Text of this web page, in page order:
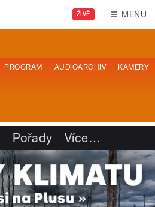
ŽIVĚ MENU
PROGRAM AUDIOARCHIV KAMERY
Pořady Více…